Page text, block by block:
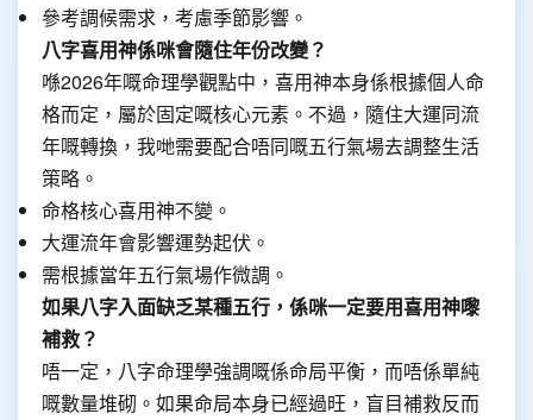
參考調候需求，考慮季節影響。
八字喜用神係咪會隨住年份改變？
喺2026年嘅命理學觀點中，喜用神本身係根據個人命
格而定，屬於固定嘅核心元素。不過，隨住大運同流
年嘅轉換，我哋需要配合唔同嘅五行氣場去調整生活
策略。
命格核心喜用神不變。
大運流年會影響運勢起伏。
需根據當年五行氣場作微調。
如果八字入面缺乏某種五行，係咪一定要用喜用神嚟
補救？
唔一定，八字命理學強調嘅係命局平衡，而唔係單純
嘅數量堆砌。如果命局本身已經過旺，盲目補救反而